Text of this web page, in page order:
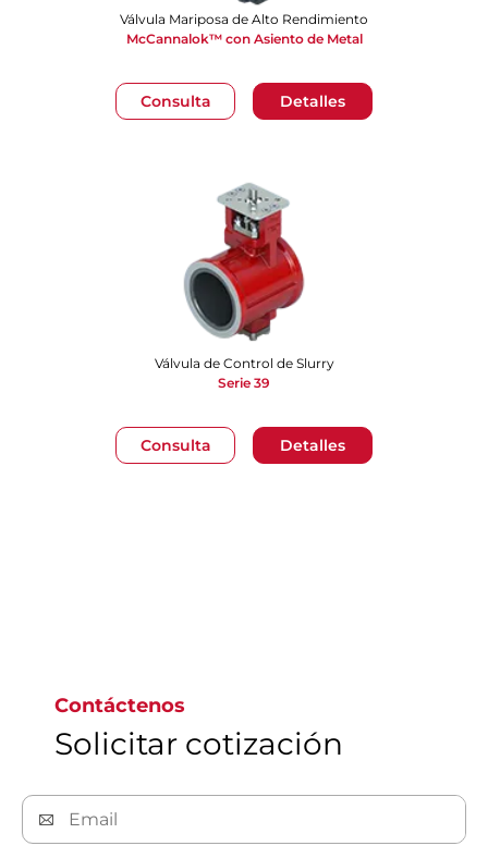
Consulta Detalles
Válvula Mariposa de Alto Rendimiento
McCannalok™ con Asiento de Metal
Consulta Detalles
Válvula de Control de Slurry
Serie 39
Contáctenos
Solicitar cotización